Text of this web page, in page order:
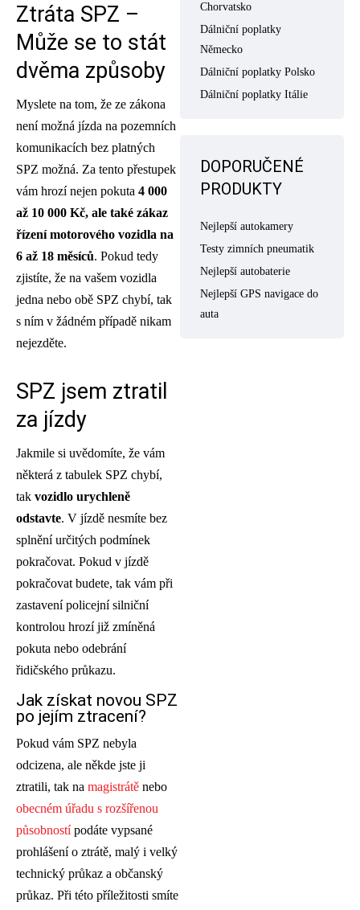
Ztráta SPZ –
Může se to stát
dvěma způsoby
Myslete na tom, že ze zákona
není možná jízda na pozemních
komunikacích bez platných
SPZ možná. Za tento přestupek
vám hrozí nejen pokuta 4 000
až 10 000 Kč, ale také zákaz
řízení motorového vozidla na
6 až 18 měsíců. Pokud tedy
zjistíte, že na vašem vozidla
jedna nebo obě SPZ chybí, tak
s ním v žádném případě nikam
nejezděte.
SPZ jsem ztratil
za jízdy
Jakmile si uvědomíte, že vám
některá z tabulek SPZ chybí,
tak vozidlo urychleně
odstavte. V jízdě nesmíte bez
splnění určitých podmínek
pokračovat. Pokud v jízdě
pokračovat budete, tak vám při
zastavení policejní silniční
kontrolou hrozí již zmíněná
pokuta nebo odebrání
řidičského průkazu.
Jak získat novou SPZ
po jejím ztracení?
Pokud vám SPZ nebyla
odcizena, ale někde jste ji
ztratili, tak na magistrátě nebo
obecném úřadu s rozšířenou
působností podáte vypsané
prohlášení o ztrátě, malý i velký
technický průkaz a občanský
průkaz. Při této příležitosti smíte
Chorvatsko
Dálniční poplatky
Německo
Dálniční poplatky Polsko
Dálniční poplatky Itálie
DOPORUČENÉ
PRODUKTY
Nejlepší autokamery
Testy zimních pneumatik
Nejlepší autobaterie
Nejlepší GPS navigace do
auta